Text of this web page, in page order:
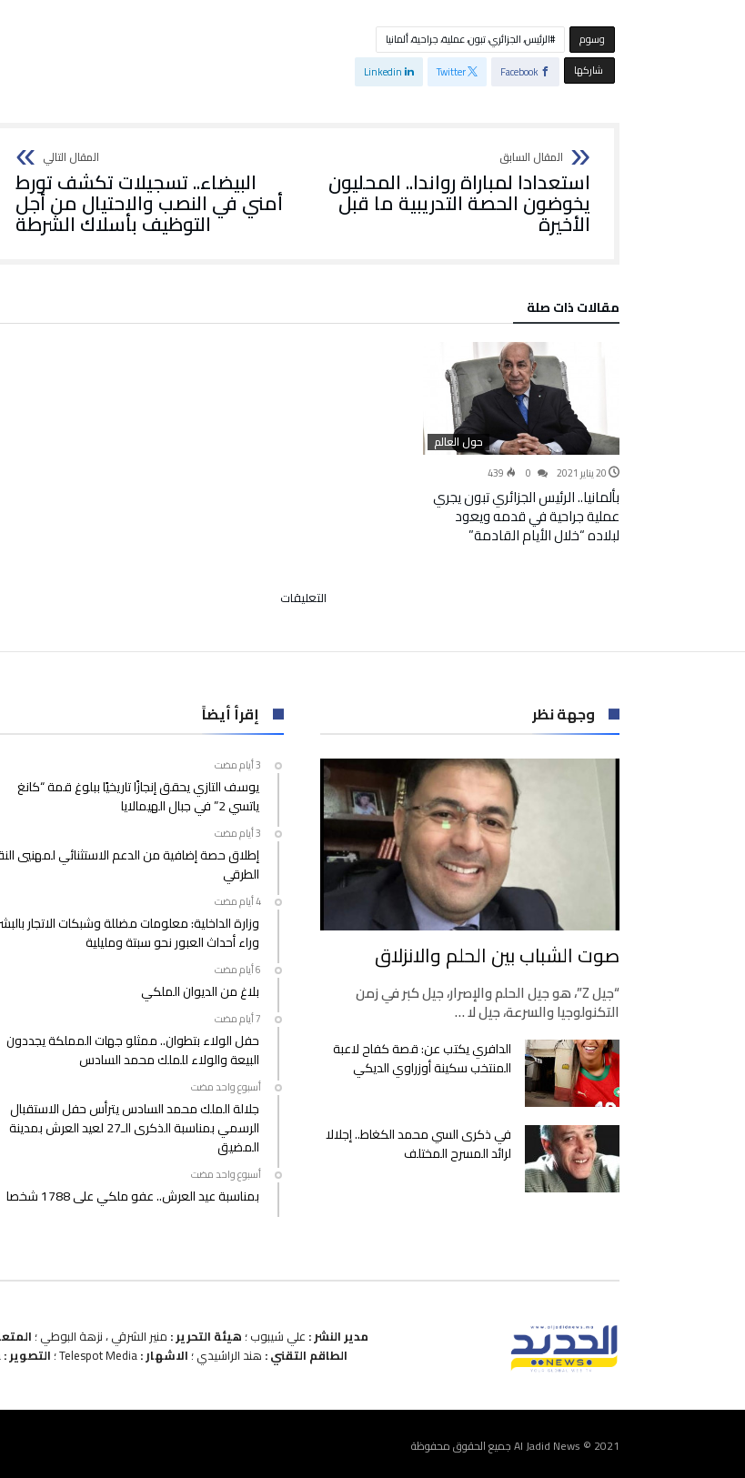
‫‫‫‫وسوم‬
الرئيس، الجزائري، تبون، عملية، جراحية، ألمانيا
‫‫ شاركها‬
Facebook
Twitter
Linkedin
استعدادا لمباراة رواندا.. المحليون
يخوضون الحصة التدريبية ما قبل
الأخيرة
البيضاء.. تسجيلات تكشف تورط
أمني في النصب والاحتيال من أجل
التوظيف بأسلاك الشرطة
‫مقالات ذات صلة‬
حول العالم
20 يناير 2021 439
بألمانيا.. الرئيس الجزائري تبون يجري
عملية جراحية في قدمه ويعود
لبلاده “خلال الأيام القادمة”
التعليقات
الجزائري
عملية
جراحية
قدمه
ويعود
لبلاده
“خلال
الأيام
القادمة”
مغلقة
وجهة نظر
صوت الشباب بين الحلم والانزلاق
“جيل Z”، هو جيل الحلم والإصرار، جيل كبر في زمن
التكنولوجيا والسرعة، جيل لا …
الدافري يكتب عن: قصة كفاح لاعبة
المنتخب سكينة أوزراوي الديكي
في ذكرى السي محمد الكغاط.. إجلالا
لرائد المسرح المختلف
إقرأ أيضاً
يوسف التازي يحقق إنجازًا تاريخيًا ببلوغ قمة “كانغ
ياتسي 2” في جبال الهيمالايا
إطلاق حصة إضافية من الدعم الاستثنائي لمهنيي
الطرقي
‫‫‫‏‫4 أيام مضت‬
وزارة الداخلية: معلومات مضللة وشبكات الاتجار
وراء أحداث العبور نحو سبتة ومليلية
بلاغ من الديوان الملكي
حفل الولاء بتطوان.. ممثلو جهات المملكة يجددون
البيعة والولاء للملك محمد السادس
‫‫‫‏‫أسبوع واحد مضت‬
جلالة الملك محمد السادس يترأس حفل الاستقبال
الرسمي بمناسبة الذكرى الـ27 لعيد العرش بمدينة
المضيق
‫‫‫‏‫أسبوع واحد مضت‬
بمناسبة عيد العرش.. عفو ملكي على 1788 شخصا
مدير النشر : علي شيبوب ؛ هيئة التحرير : منير الشرقي ، نزهة البوطي ؛
الطاقم التقني : هند الراشيدي ؛ الاشهار :Telespot Media ؛ التصوير :
Al Jadid News © 2021 جميع الحقوق محفوظة